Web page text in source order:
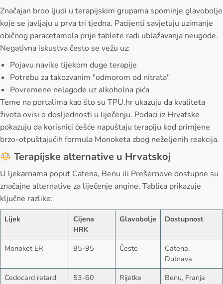
Značajan broo ljudi u terapijskim grupama spominje glavobolje
koje se javljaju u prva tri tjedna. Pacijenti savjetuju uzimanje
običnog paracetamola prije tablete radi ublažavanja neugode.
Negativna iskustva često se vežu uz:
Pojavu navike tijekom duge terapije
Potrebu za takozvanim "odmorom od nitrata"
Povremene nelagode uz alkoholna pića
Teme na portalima kao što su TPU.hr ukazuju da kvaliteta
života ovisi o dosljednosti u liječenju. Podaci iz Hrvatske
pokazuju da korisnici češće napuštaju terapiju kod primjene
brzo-otpuštajućih formula Monoketa zbog neželjenih reakcija.
Terapijske alternative u Hrvatskoj
U ljekarnama poput Catena, Benu ili Prešernove dostupne su
značajne alternative za liječenje angine. Tablica prikazuje
ključne razlike:
Lijek
Cijena
HRK
Glavobolje Dostupnost
Monoket ER 85-95 Česte
Catena,
Dubrava
Cedocard retard
53-60 Rijetke
Benu, Franja